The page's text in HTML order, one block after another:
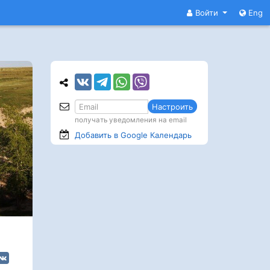
Войти Eng
Настроить
получать уведомления на email
Добавить в Google Календарь